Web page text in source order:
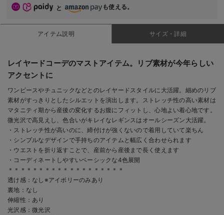
と
も使える。
アイテム説明 サイズ・詳細
レイヤードコーデのマストアイテム。リブ素材が今年らしい
アクセントに
ワンピースやチュニックなどとのレイヤードスタイルに大活躍。細めのリブ
素材がすっきりとしたシルエットを演出します。ストレッチ性の高い素材は
マタニティ期から産後の変化するお腹にフィットし、心地よい着心地です。
微光沢で高見えし、色合いがキレイなレギンスはオールシーズン大活躍。
・ストレッチ性が高いのに、締付けが強くないので着用していて楽ちん
・シンプルなデザインで手持ちのアイテムと幅広く合わせられます
・ウエストを折り返すことで、産前から産後まで長く使えます
・コーディネートしやすいベーシックな4色展開
＊＊＊＊＊＊＊＊＊＊＊＊＊＊＊＊＊＊＊
透け感：なし※アイボリーのみあり
裏地：なし
伸縮性：あり
光沢感：微光沢